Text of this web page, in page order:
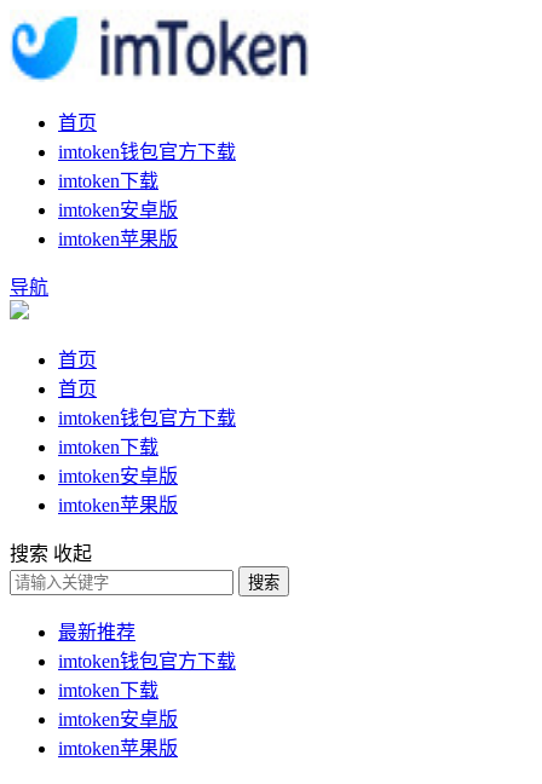
首页
imtoken钱包官方下载
imtoken下载
imtoken安卓版
imtoken苹果版
导航
首页
首页
imtoken钱包官方下载
imtoken下载
imtoken安卓版
imtoken苹果版
搜索 收起
搜索
最新推荐
imtoken钱包官方下载
imtoken下载
imtoken安卓版
imtoken苹果版